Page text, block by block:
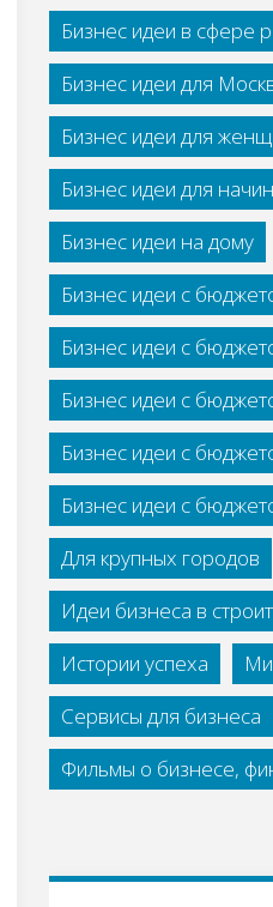
Бизнес идеи в сфере
Бизнес идеи для
Бизнес идеи для
Бизнес идеи для
Бизнес идеи на дому
Бизнес идеи с
Бизнес идеи с
Бизнес идеи с
Бизнес идеи с
Бизнес идеи с
Для крупных городов
Идеи бизнеса в
Истории успеха
Сервисы для бизнеса
Фильмы о бизнесе,